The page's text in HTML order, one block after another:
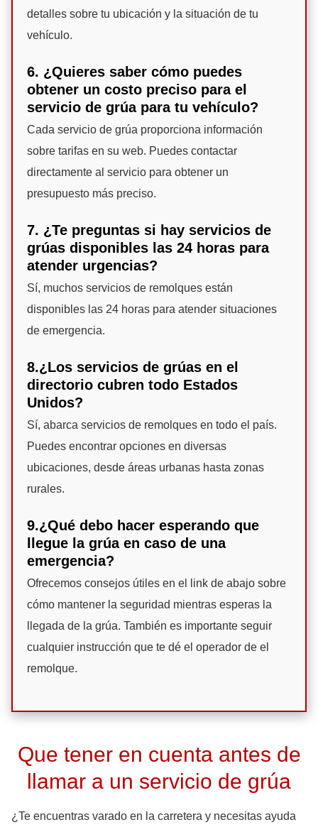
detalles sobre tu ubicación y la situación de tu
vehículo.
6. ¿Quieres saber cómo puedes
obtener un costo preciso para el
servicio de grúa para tu vehículo?
Cada servicio de grúa proporciona información
sobre tarifas en su web. Puedes contactar
directamente al servicio para obtener un
presupuesto más preciso.
7. ¿Te preguntas si hay servicios de
grúas disponibles las 24 horas para
atender urgencias?
Sí, muchos servicios de remolques están
disponibles las 24 horas para atender situaciones
de emergencia.
8.¿Los servicios de grúas en el
directorio cubren todo Estados
Unidos?
Sí, abarca servicios de remolques en todo el país.
Puedes encontrar opciones en diversas
ubicaciones, desde áreas urbanas hasta zonas
rurales.
9.¿Qué debo hacer esperando que
llegue la grúa en caso de una
emergencia?
Ofrecemos consejos útiles en el link de abajo sobre
cómo mantener la seguridad mientras esperas la
llegada de la grúa. También es importante seguir
cualquier instrucción que te dé el operador de el
remolque.
Que tener en cuenta antes de
llamar a un servicio de grúa
¿Te encuentras varado en la carretera y necesitas ayuda